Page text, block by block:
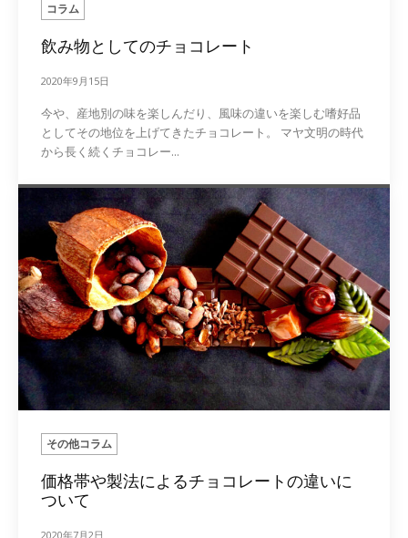
コラム
飲み物としてのチョコレート
2020年9月15日
今や、産地別の味を楽しんだり、風味の違いを楽しむ嗜好品
としてその地位を上げてきたチョコレート。 マヤ文明の時代
から長く続くチョコレー...
その他コラム
価格帯や製法によるチョコレートの違いに
ついて
2020年7月2日